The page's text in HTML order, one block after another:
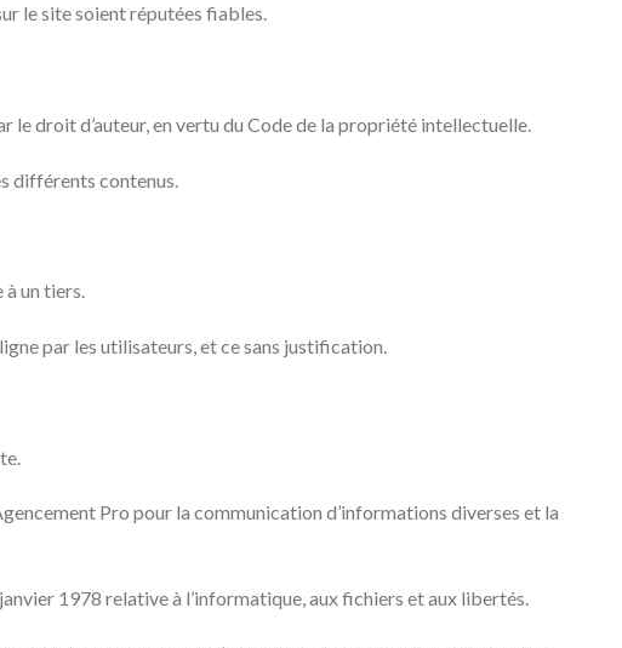
le site soient réputées fiables.
droit d’auteur, en vertu du Code de la propriété intellectuelle.
différents contenus.
à un tiers.
par les utilisateurs, et ce sans justification.
Pro pour la communication d’informations diverses et la
1978 relative à l’informatique, aux fichiers et aux libertés.